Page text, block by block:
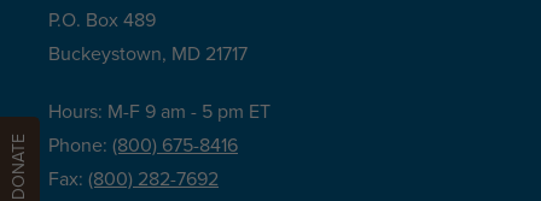
P.O. Box 489
Buckeystown, MD 21717
Hours: M-F 9 am - 5 pm ET
Phone: (800) 675-8416
Fax: (800) 282-7692
DONATE